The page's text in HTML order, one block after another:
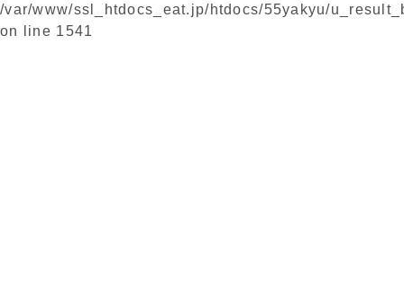
/var/www/ssl_htdocs_eat.jp/htdocs/55yakyu/
on line 1541